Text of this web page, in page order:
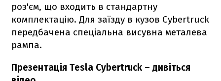
роз'єм, що входить в стандартну
комплектацію. Для заїзду в кузов Cybertruck
передбачена спеціальна висувна металева
рампа.
Презентація Tesla Cybertruck – дивіться